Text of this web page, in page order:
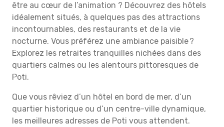
être au cœur de l’animation ? Découvrez des hôtels
idéalement situés, à quelques pas des attractions
incontournables, des restaurants et de la vie
nocturne. Vous préférez une ambiance paisible ?
Explorez les retraites tranquilles nichées dans des
quartiers calmes ou les alentours pittoresques de
Poti.
Que vous rêviez d’un hôtel en bord de mer, d’un
quartier historique ou d’un centre-ville dynamique,
les meilleures adresses de Poti vous attendent.